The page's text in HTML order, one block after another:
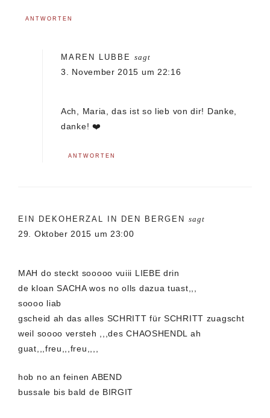
ANTWORTEN
MAREN LUBBE sagt
3. November 2015 um 22:16
Ach, Maria, das ist so lieb von dir! Danke,
danke! ❤️
ANTWORTEN
EIN DEKOHERZAL IN DEN BERGEN sagt
29. Oktober 2015 um 23:00
MAH do steckt sooooo vuiii LIEBE drin
de kloan SACHA wos no olls dazua tuast,,,
soooo liab
gscheid ah das alles SCHRITT für SCHRITT zuagscht
weil soooo versteh ,,,des CHAOSHENDL ah
guat,,,freu,,,freu,,,,
hob no an feinen ABEND
bussale bis bald de BIRGIT